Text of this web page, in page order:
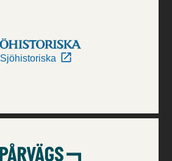
Sjöhistoriska